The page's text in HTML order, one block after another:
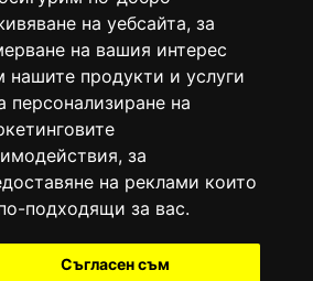
на уебсайта, за
на вашия интерес
нашите продукти и услуги
персонализиране на
, за
на реклами които
подходящи за вас.
Съгласен съм
е регистрирано в националния
издания (Българска национална